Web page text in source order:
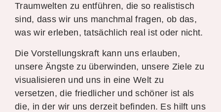
Traumwelten zu entführen, die so realistisch
sind, dass wir uns manchmal fragen, ob das,
was wir erleben, tatsächlich real ist oder nicht.
Die Vorstellungskraft kann uns erlauben,
unsere Ängste zu überwinden, unsere Ziele zu
visualisieren und uns in eine Welt zu
versetzen, die friedlicher und schöner ist als
die, in der wir uns derzeit befinden. Es hilft uns